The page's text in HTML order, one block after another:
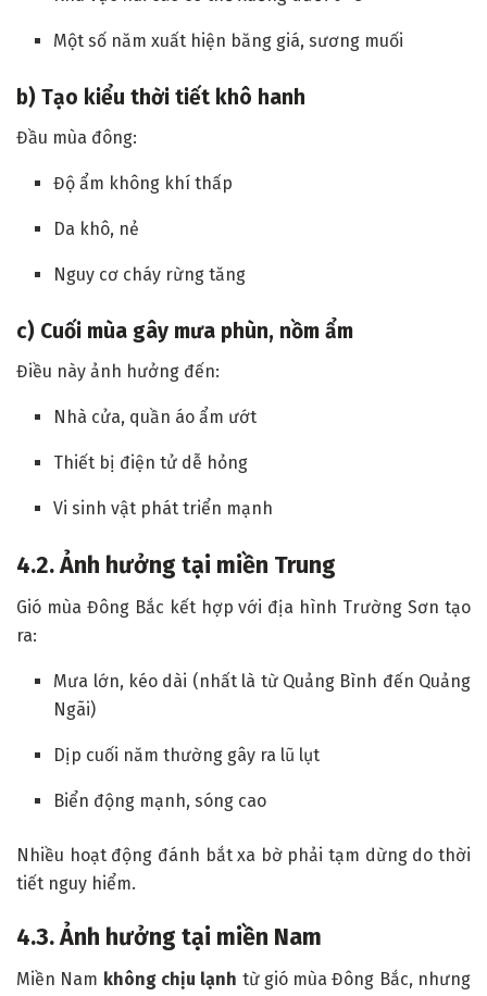
Một số năm xuất hiện băng giá, sương muối
b) Tạo kiểu thời tiết khô hanh
Đầu mùa đông:
Độ ẩm không khí thấp
Da khô, nẻ
Nguy cơ cháy rừng tăng
c) Cuối mùa gây mưa phùn, nồm ẩm
Điều này ảnh hưởng đến:
Nhà cửa, quần áo ẩm ướt
Thiết bị điện tử dễ hỏng
Vi sinh vật phát triển mạnh
4.2. Ảnh hưởng tại miền Trung
Gió mùa Đông Bắc kết hợp với địa hình Trường Sơn tạo
ra:
Mưa lớn, kéo dài (nhất là từ Quảng Bình đến Quảng
Ngãi)
Dịp cuối năm thường gây ra lũ lụt
Biển động mạnh, sóng cao
Nhiều hoạt động đánh bắt xa bờ phải tạm dừng do thời
tiết nguy hiểm.
4.3. Ảnh hưởng tại miền Nam
Miền Nam không chịu lạnh từ gió mùa Đông Bắc, nhưng